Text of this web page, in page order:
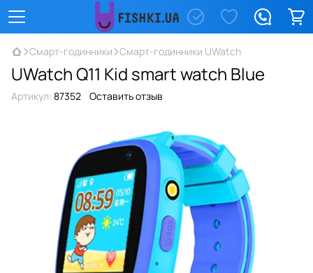
Смарт-годинники Смарт-годинники UWatch
UWatch Q11 Kid smart watch Blue
Артикул: 87352 Оставить отзыв